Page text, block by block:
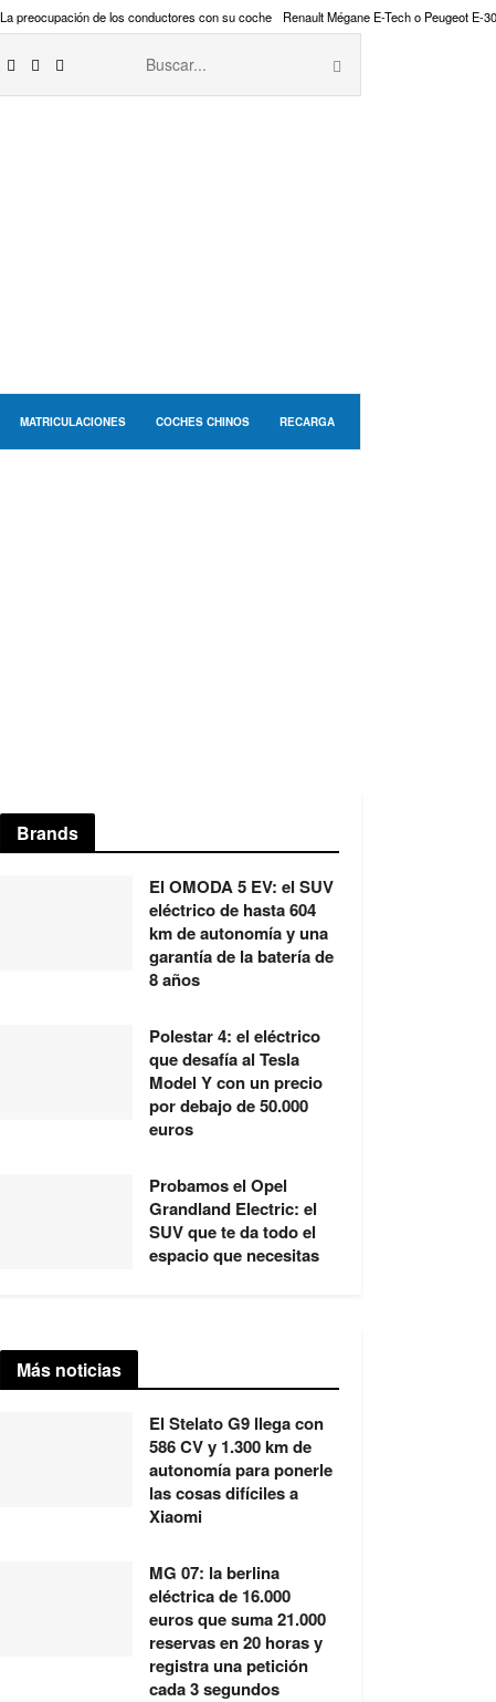
La preocupación de los conductores con su coche Renault Mégane E-Tech o Peugeot E-
MATRICULACIONES COCHES CHINOS RECARGA
Brands
El OMODA 5 EV: el SUV
eléctrico de hasta 604
km de autonomía y una
garantía de la batería de
8 años
Polestar 4: el eléctrico
que desafía al Tesla
Model Y con un precio
por debajo de 50.000
euros
Probamos el Opel
Grandland Electric: el
SUV que te da todo el
espacio que necesitas
Más noticias
El Stelato G9 llega con
586 CV y 1.300 km de
autonomía para ponerle
las cosas difíciles a
Xiaomi
MG 07: la berlina
eléctrica de 16.000
euros que suma 21.000
reservas en 20 horas y
registra una petición
cada 3 segundos